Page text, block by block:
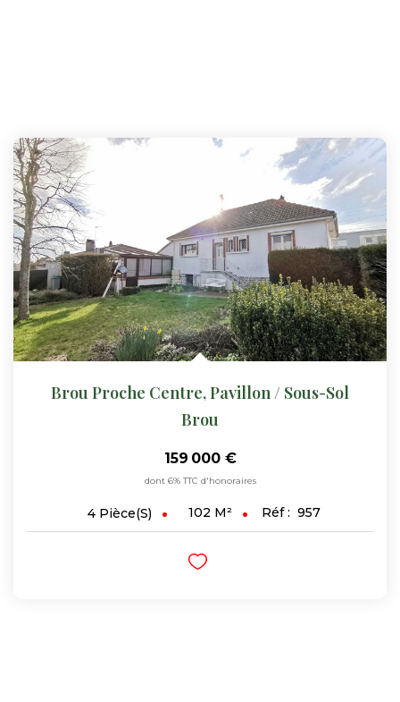
Brou Proche Centre, Pavillon / Sous-Sol
Brou
159 000 €
dont 6% TTC d'honoraires
4 Pièce(s) 102 M² Réf : 957